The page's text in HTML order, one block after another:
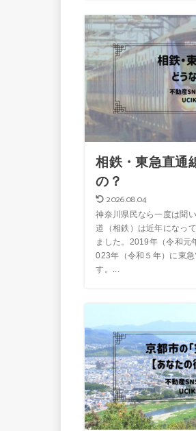
相鉄・東急直通
の？
2026.08.04
神奈川県民なら一度は聞
道（相鉄）は近年になっ
ました。2019年（令和元
023年（令和５年）に東
す。...